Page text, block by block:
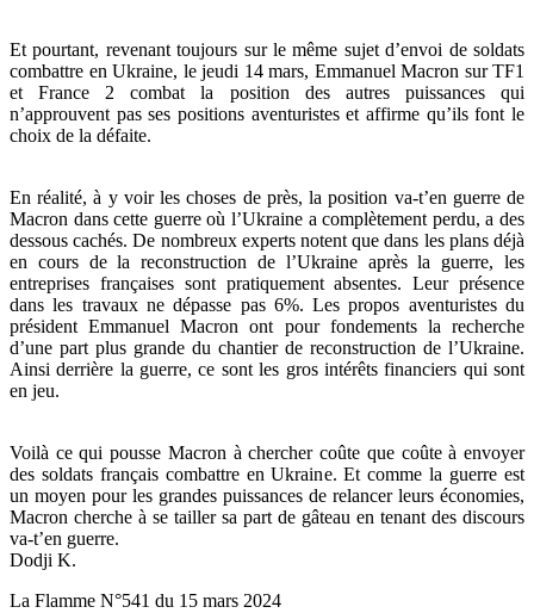
Et pourtant, revenant toujours sur le même sujet d’envoi de soldats
combattre en Ukraine, le jeudi 14 mars, Emmanuel Macron sur TF1
et France 2 combat la position des autres puissances qui
n’approuvent pas ses positions aventuristes et affirme qu’ils font le
choix de la défaite.
En réalité, à y voir les choses de près, la position va-t’en guerre de
Macron dans cette guerre où l’Ukraine a complètement perdu, a des
dessous cachés. De nombreux experts notent que dans les plans déjà
en cours de la reconstruction de l’Ukraine après la guerre, les
entreprises françaises sont pratiquement absentes. Leur présence
dans les travaux ne dépasse pas 6%. Les propos aventuristes du
président Emmanuel Macron ont pour fondements la recherche
d’une part plus grande du chantier de reconstruction de l’Ukraine.
Ainsi derrière la guerre, ce sont les gros intérêts financiers qui sont
en jeu.
Voilà ce qui pousse Macron à chercher coûte que coûte à envoyer
des soldats français combattre en Ukraine. Et comme la guerre est
un moyen pour les grandes puissances de relancer leurs économies,
Macron cherche à se tailler sa part de gâteau en tenant des discours
va-t’en guerre.
Dodji K.
La Flamme N°541 du 15 mars 2024